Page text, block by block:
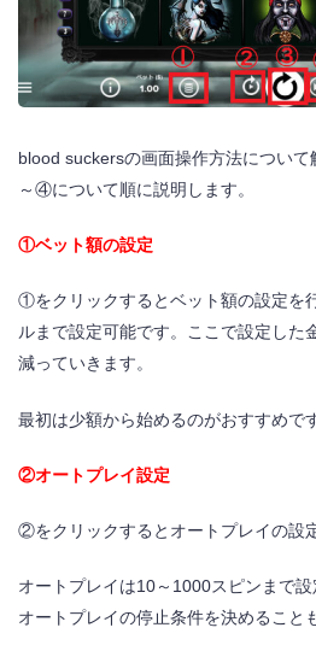
blood suckersの画面操作方法につい
～④について順に説明します。
①ベット額の設定
①をクリックするとベット額の設定を
ルまで設定可能です。ここで設定した
減っていきます。
最初は少額から始めるのがおすすめです
②オートプレイ設定
②をクリックするとオートプレイの設
オートプレイは10～1000スピンまで
オートプレイの停止条件を決めること